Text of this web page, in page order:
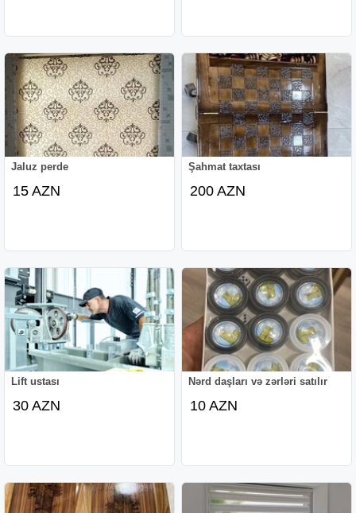
Jaluz perde
15 AZN
Şahmat taxtası
200 AZN
Lift ustası
30 AZN
Nərd daşları və zərləri satılır
10 AZN